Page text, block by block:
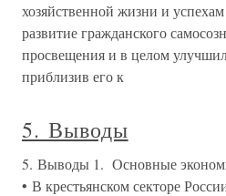
хозяйственной жизни и
развитие гражданского
просвещения и в целом
приблизив его к
5. Выводы
5. Выводы 1. Основные
• В крестьянском секторе